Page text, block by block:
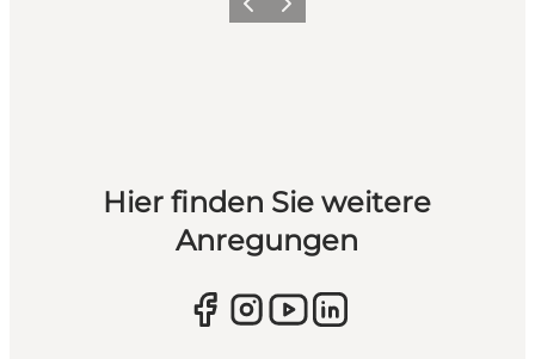
Vorherige Folie
Nächste Folie
Hier finden Sie weitere
Anregungen